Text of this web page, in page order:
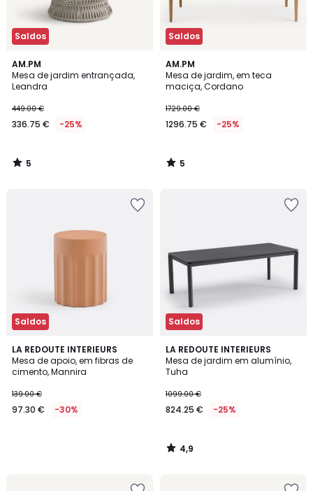
Saldos
AM.PM
Mesa de jardim entrançada,
Leandra
449.00 €
336.75 € -25%
5
/
5
5
/
Saldos
AM.PM
Mesa de jardim, em teca
maciça, Cordano
1729.00 €
1296.75 € -25%
5
/
5
5
/
Saldos
LA REDOUTE INTERIEURS
Mesa de apoio, em fibras de
cimento, Mannira
139.00 €
97.30 € -30%
Saldos
LA REDOUTE INTERIEURS
Mesa de jardim em alumínio,
Tuha
1099.00 €
824.25 € -25%
4,9
/ 5
4,9
/